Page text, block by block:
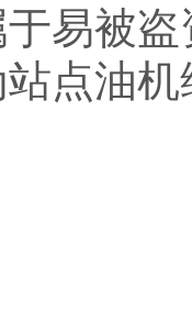
易被
点油